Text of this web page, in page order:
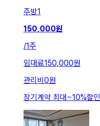
주방1
150,000원
/1주
임대료150,000원
관리비 0원
장기계약 최대 ~10%할인